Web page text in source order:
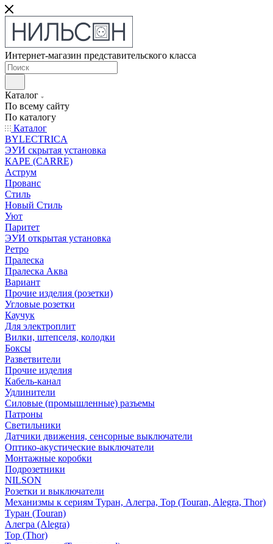
Интернет-магазин представительского класса
Каталог
По всему сайту
По каталогу
Каталог
BYLECTRICA
ЭУИ скрытая установка
КАРЕ (CARRE)
Аструм
Прованс
Стиль
Новый Стиль
Уют
Паритет
ЭУИ открытая установка
Ретро
Пралеска
Пралеска Аква
Вариант
Прочие изделия (розетки)
Угловые розетки
Каучук
Для электроплит
Вилки, штепселя, колодки
Боксы
Разветвители
Прочие изделия
Кабель-канал
Удлинители
Силовые (промышленные) разъемы
Патроны
Светильники
Датчики движения, сенсорные выключатели
Оптико-акустические выключатели
Монтажные коробки
Подрозетники
NILSON
Розетки и выключатели
Механизмы к сериям Туран, Алегра, Тор (Touran, Alegra, Thor)
Туран (Touran)
Алегра (Alegra)
Тор (Thor)